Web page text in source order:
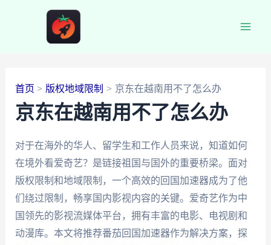
首页 版权地域限制 京东在越南用不了怎么办
京东在越南用不了怎么办
对于在海外的华人、留学生和工作人员来说，知道如何
在境外看爱奇艺？是链接祖国与国外的重要桥梁。面对
版权限制和地域限制，一个高效的回国加速器成为了他
们绕过限制，畅享国内影视内容的关键。爱奇艺作为中
国领先的影视流媒体平台，拥有丰富的电影、电视剧和
动漫库。本文将推荐番茄回国加速器作为解决方案，探